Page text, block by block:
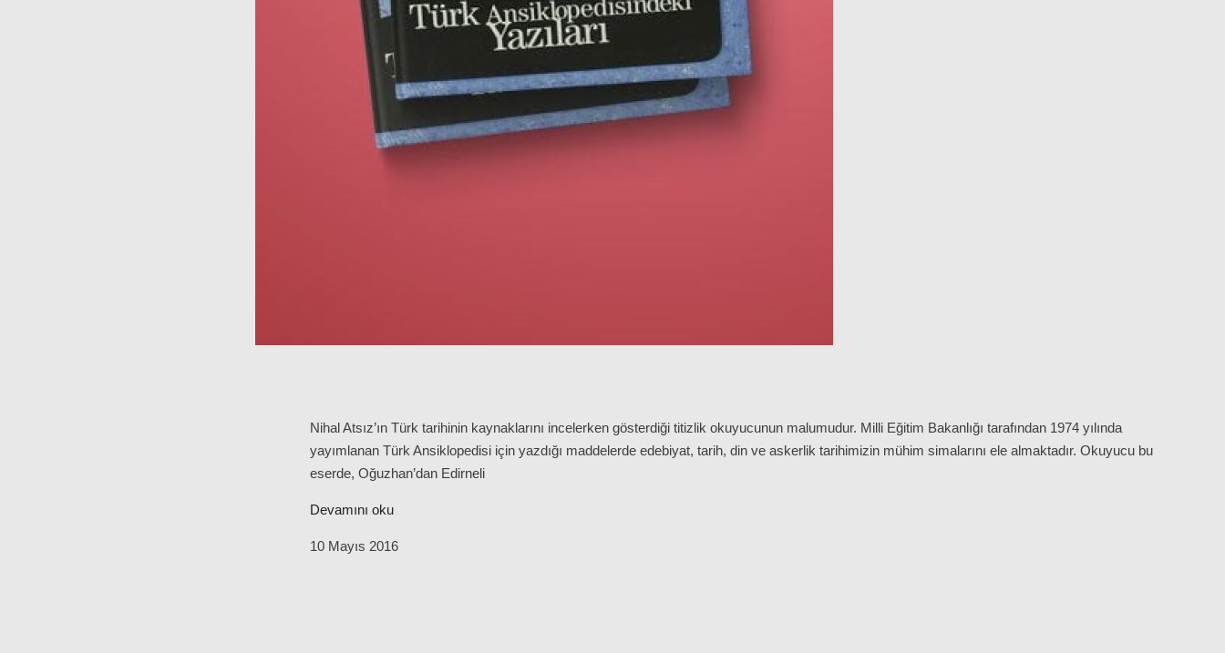
Nihal Atsız’ın Türk tarihinin kaynaklarını incelerken gösterdiği titizlik okuyucunun malumudur. Milli Eğitim Bakanlığı tarafından 1974 yılında
yayımlanan Türk Ansiklopedisi için yazdığı maddelerde edebiyat, tarih, din ve askerlik tarihimizin mühim simalarını ele almaktadır. Okuyucu bu
eserde, Oğuzhan’dan Edirneli
Devamını oku
10 Mayıs 2016